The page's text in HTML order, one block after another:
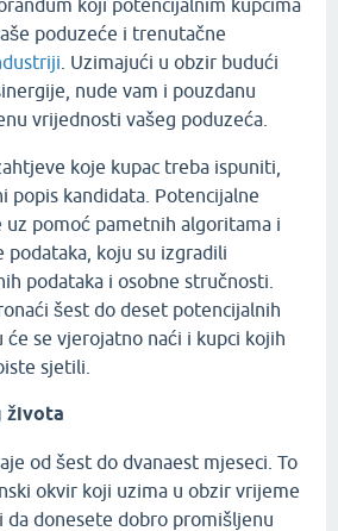
koji potencijalnim kupcima
poduzeće i trenutačne
. Uzimajući u obzir budući
nude vam i pouzdanu
vrijednosti vašeg poduzeća.
koje kupac treba ispuniti,
popis kandidata. Potencijalne
uz pomoć pametnih algoritama i
podataka, koju su izgradili
podataka i osobne stručnosti.
šest do deset potencijalnih
će se vjerojatno naći i kupci kojih
sjetili.
života
od šest do dvanaest mjeseci. To
okvir koji uzima u obzir vrijeme
da donesete dobro promišljenu